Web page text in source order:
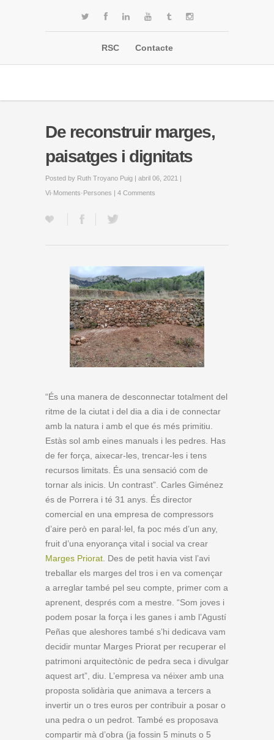
RSC Contacte
De reconstruir marges,
paisatges i dignitats
Posted by Ruth Troyano Puig | abril 06, 2021 |
Vi·Moments·Persones
4 Comments
“És una manera de desconnectar totalment del
ritme de la ciutat i del dia a dia i de connectar
amb la natura i amb el que és més primitiu.
Estàs sol amb eines manuals i les pedres. Has
de fer força, aixecar-les, trencar-les i tens
recursos limitats. És una sensació com de
tornar als inicis. Un contrast”. Carles Giménez
és de Porrera i té 31 anys. És director
comercial en una empresa de compressors
d’aire però en paral·lel, fa poc més d’un any,
fruit d’una enyorança vital i social va crear
Marges Priorat . Des de petit havia vist l’avi
treballar els marges del tros i en va començar
a arreglar també pel seu compte, primer com a
aprenent, després com a mestre. “Som joves i
podem posar la força i les ganes i amb l’Agustí
Peñas que aleshores també s’hi dedicava vam
decidir muntar Marges Priorat per recuperar el
patrimoni arquitectònic de pedra seca i divulgar
aquest art”, diu. L’empresa va néixer amb una
proposta solidària que animava a tercers a
invertir un o tres euros per contribuir a posar o
una pedra o un pedrot. També es proposava
compartir mà d’obra (ja fossin 5 minuts o 5